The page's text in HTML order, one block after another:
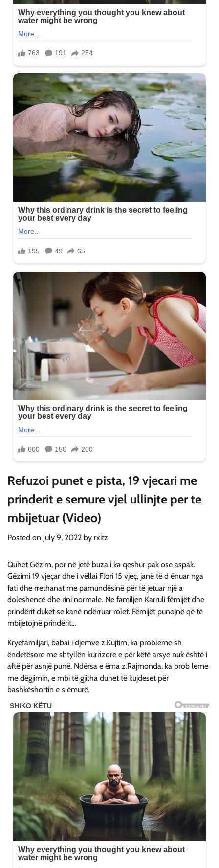
Refuzoi punet e pista, 19 vjecari me
prinderit e semure vjel ullinjte per te
mbijetuar (Video)
Posted on July 9, 2022 by rxitz
Quhet Gëzim, por në jetë buza i ka qeshur pak ose aspak.
Gëzimi 19 vjeçar dhe i vëllai Flori 15 vjeç, janë të d ënuar nga
fati dhe rrethanat me pamundësinë për të jetuar një a
doleshencë dhe rini normale. Ne familjen Karruli fëmijët dhe
prindërit duket se kanë ndërruar rolet. Fëmijët punojnë që të
mbijetojnë prindërit…
Kryefamiljari, babai i djemve z.Kujtim, ka probleme sh
ëndetësore me shtyllën kurrίzore e për këtë arsye nuk është i
aftë për asnjë punë. Ndërsa e ëma z.Rajmonda, ka prob leme
me dëgjimin, e mbi të gjitha duhet të kujdeset për
bashkëshortin e s ëmurë.